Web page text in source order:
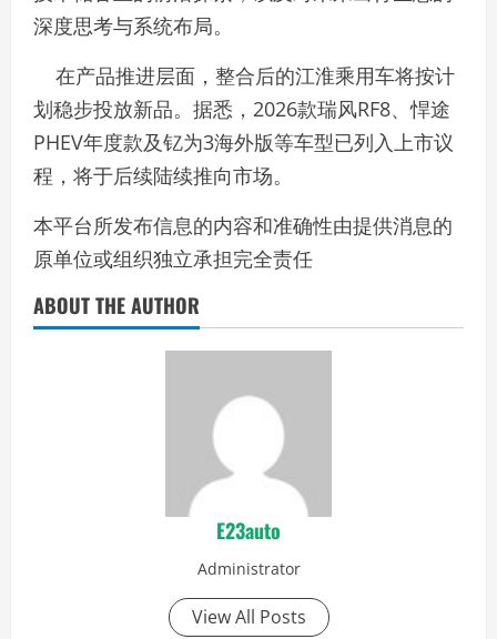
深度思考与系统布局。
在产品推进层面，整合后的江淮乘用车将按计
划稳步投放新品。据悉，2026款瑞风RF8、悍途
PHEV年度款及钇为3海外版等车型已列入上市议
程，将于后续陆续推向市场。
本平台所发布信息的内容和准确性由提供消息的
原单位或组织独立承担完全责任
ABOUT THE AUTHOR
E23auto
Administrator
View All Posts